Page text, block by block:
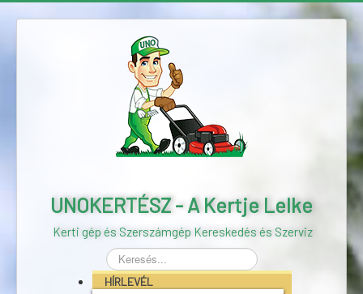
UNOKERTÉSZ - A Kertje Lelke
Kerti gép és Szerszámgép Kereskedés és Szerviz
Keresés...
HÍRLEVÉL